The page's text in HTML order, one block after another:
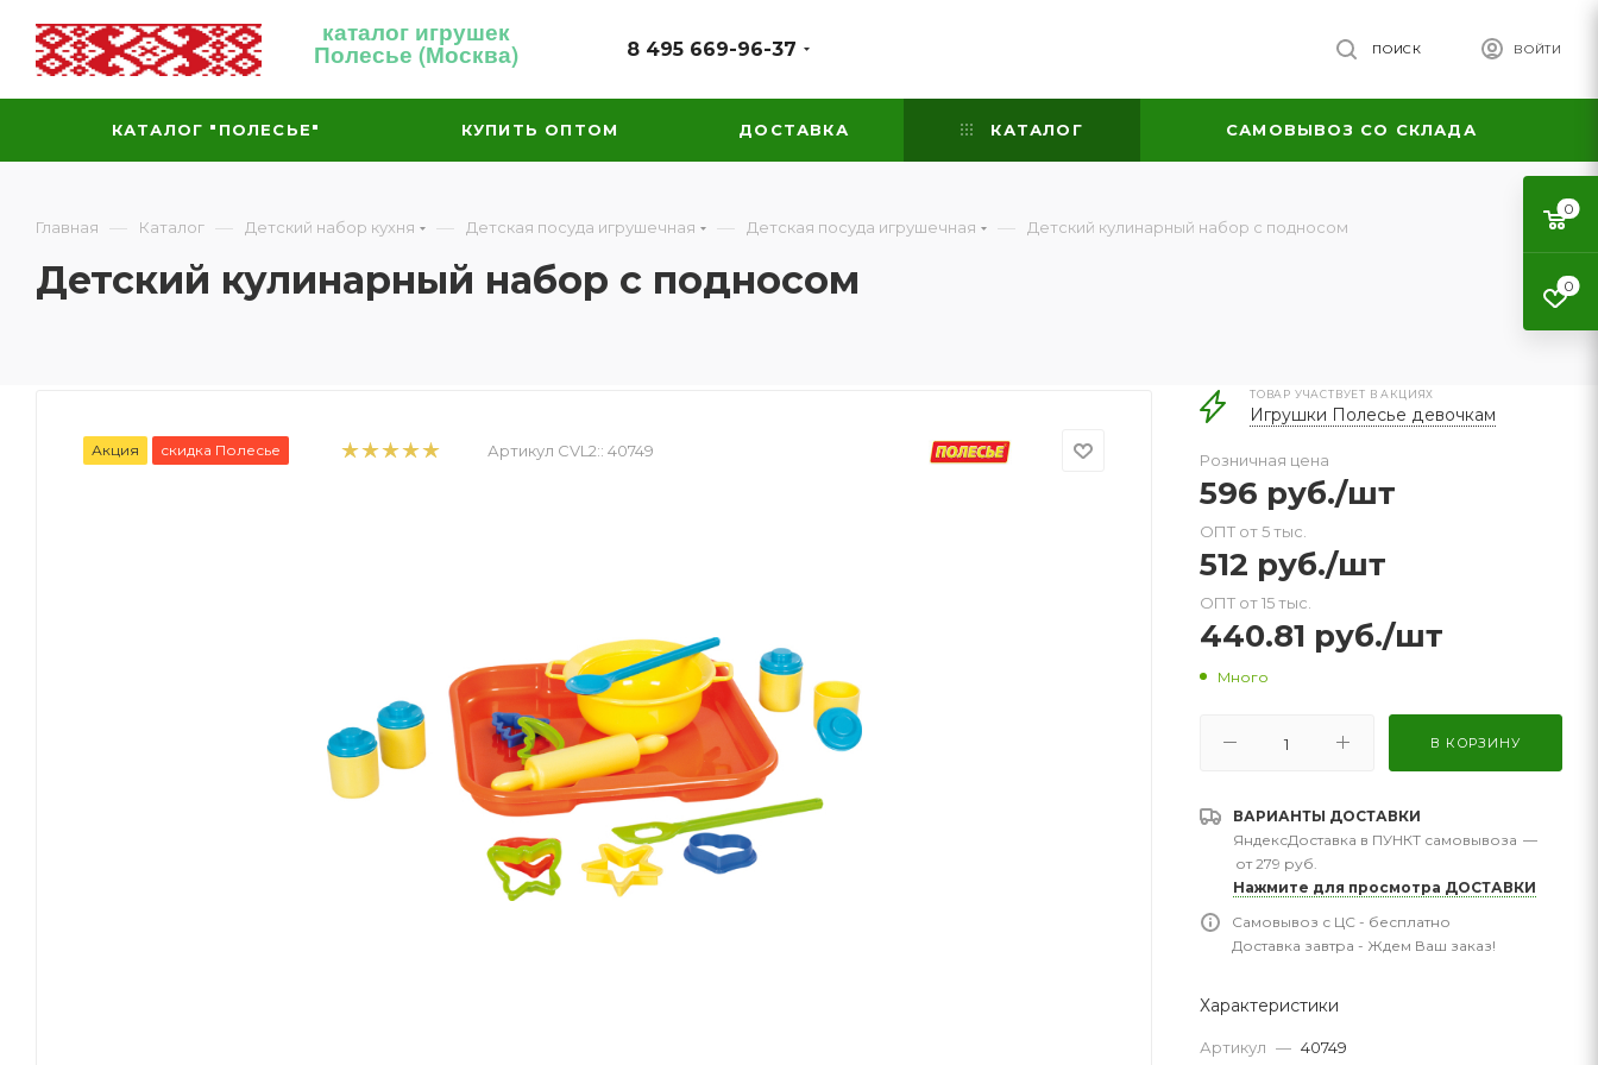
каталог игрушек
Полесье (Москва) 8 495 669-96-37 ВОЙТИ
ПОИСК
КАТАЛОГ "ПОЛЕСЬЕ" КУПИТЬ ОПТОМ ДОСТАВКА КАТАЛОГ САМОВЫВОЗ СО СКЛАДА
Главная — Каталог — Детский набор кухня — Детская посуда игрушечная — Детская посуда игрушечная — Детский кулинарный набор с подносом
Детский кулинарный набор с подносом
Акция скидка Полесье Артикул CVL2:: 40749
ТОВАР УЧАСТВУЕТ В АКЦИЯХ
Игрушки Полесье девочкам
Розничная цена
596 руб./шт
ОПТ от 5 тыс.
512 руб./шт
ОПТ от 15 тыс.
440.81 руб./шт
Много
В КОРЗИНУ
ВАРИАНТЫ ДОСТАВКИ
ЯндексДоставка в ПУНКТ самовывоза —
от 279 руб.
Нажмите для просмотра ДОСТАВКИ
Самовывоз с ЦС - бесплатно
Доставка завтра - Ждем Ваш заказ!
Характеристики
Артикул — 40749
0
0